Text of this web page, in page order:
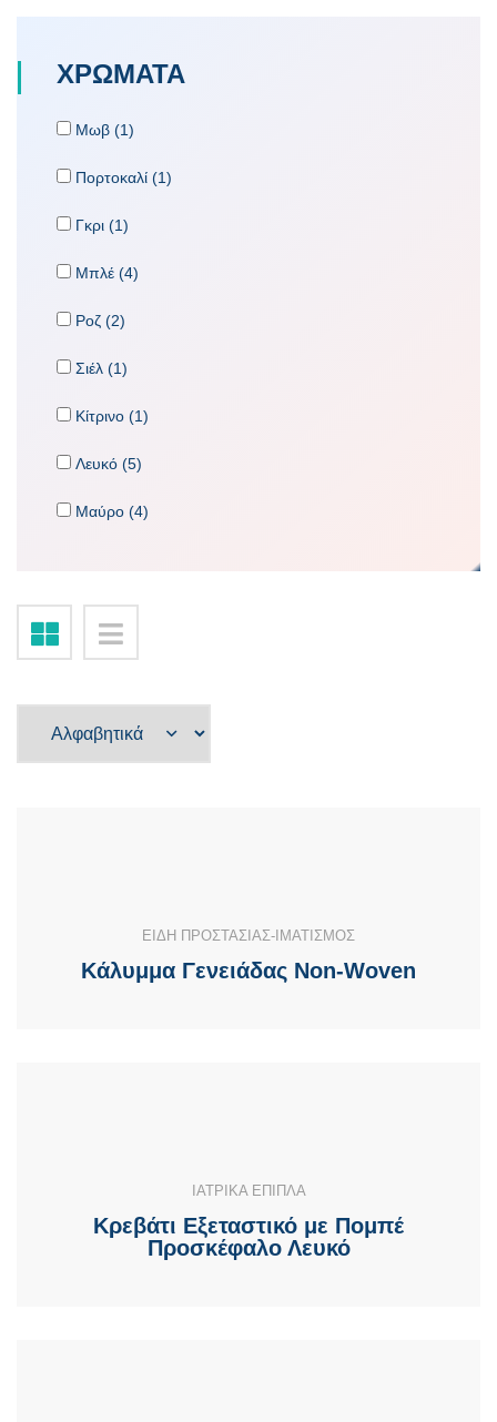
ΧΡΩΜΑΤΑ
Μωβ (1)
Πορτοκαλί (1)
Γκρι (1)
Μπλέ (4)
Ροζ (2)
Σιέλ (1)
Κίτρινο (1)
Λευκό (5)
Μαύρο (4)
ΕΙΔΗ ΠΡΟΣΤΑΣΙΑΣ-ΙΜΑΤΙΣΜΟΣ
Κάλυμμα Γενειάδας Non-Woven
ΙΑΤΡΙΚΑ ΕΠΙΠΛΑ
Κρεβάτι Εξεταστικό με Πομπέ
Προσκέφαλο Λευκό